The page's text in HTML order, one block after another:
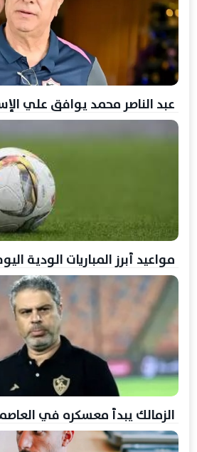
عبد الناصر محمد يوافق علي
مواعيد أبرز المباريات الودية
الزمالك يبدأ معسكره في